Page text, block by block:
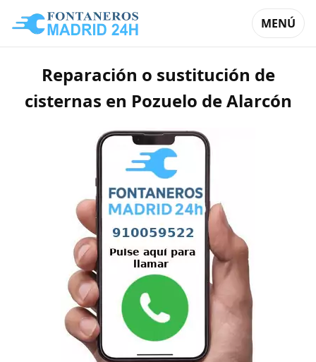
MENÚ
Reparación o sustitución de
cisternas en Pozuelo de Alarcón